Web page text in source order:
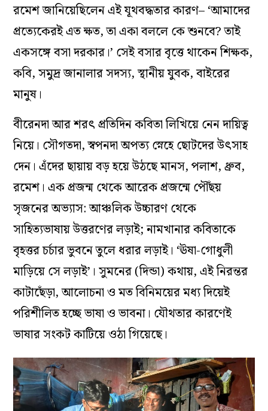
রমেশ জানিয়েছিলেন এই যূথবদ্ধতার কারণ– ‘আমাদের
প্রত্যেকেরই এত ক্ষত, তা একা বললে কে শুনবে? তাই
একসঙ্গে বসা দরকার।’ সেই বসার বৃত্তে থাকেন শিক্ষক,
কবি, সমুদ্র জানালার সদস্য, স্থানীয় যুবক, বাইরের
মানুষ।
বীরেনদা আর শরৎ প্রতিদিন কবিতা লিখিয়ে নেন দায়িত্ব
নিয়ে। সৌগতদা, স্বপনদা অপত্য স্নেহে ছোটদের উৎসাহ
দেন। এঁদের ছায়ায় বড় হয়ে উঠছে মানস, পলাশ, ধ্রুব,
রমেশ। এক প্রজন্ম থেকে আরেক প্রজন্মে পৌঁছয়
সৃজনের অভ্যাস: আঞ্চলিক উচ্চারণ থেকে
সাহিত্যভাষায় উত্তরণের লড়াই; নামখানার কবিতাকে
বৃহত্তর চর্চার ভুবনে তুলে ধরার লড়াই। ‘ঊষা-গোধুলী
মাড়িয়ে সে লড়াই’। সুমনের (দিন্ডা) কথায়, এই নিরন্তর
কাটাছেঁড়া, আলোচনা ও মত বিনিময়ের মধ্য দিয়েই
পরিশীলিত হচ্ছে ভাষা ও ভাবনা। যৌথতার কারণেই
ভাষার সংকট কাটিয়ে ওঠা গিয়েছে।